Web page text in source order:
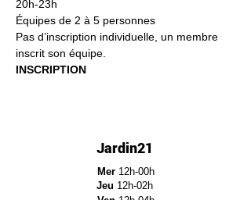
20h-23h
Équipes de 2 à 5 personnes
Pas d’inscription individuelle, un membre
inscrit son équipe.
INSCRIPTION
Jardin21
Mer12h-00h
Jeu 12h-02h